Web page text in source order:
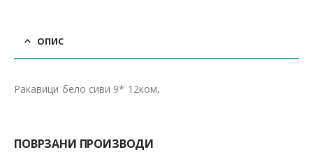
ОПИС
Ракавици бело сиви 9* 12ком,
ПОВРЗАНИ ПРОИЗВОДИ